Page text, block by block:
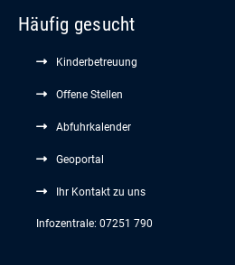
Häufig gesucht
Kinderbetreuung
Offene Stellen
Abfuhrkalender
Geoportal
Ihr Kontakt zu uns
Infozentrale: 07251 790